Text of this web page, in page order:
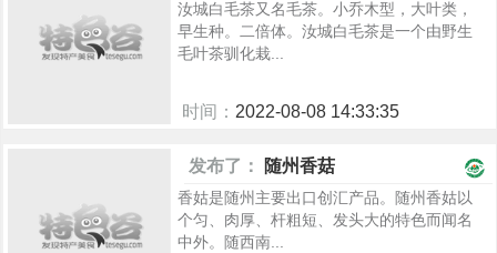
汝城白毛茶又名毛茶。小乔木型，大叶类，
早生种。二倍体。汝城白毛茶是一个由野生
毛叶茶驯化栽...
时间： 2022-08-08 14:33:35
发布了： 随州香菇
香姑是随州主要出口创汇产品。随州香姑以
个匀、肉厚、杆粗短、发头大的特色而闻名
中外。随西南...